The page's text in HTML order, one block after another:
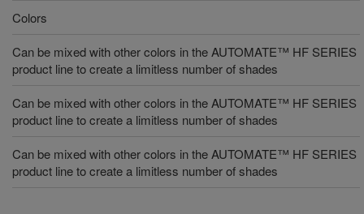
Colors
Can be mixed with other colors in the AUTOMATE™ HF SERIES
product line to create a limitless number of shades
Can be mixed with other colors in the AUTOMATE™ HF SERIES
product line to create a limitless number of shades
Can be mixed with other colors in the AUTOMATE™ HF SERIES
product line to create a limitless number of shades